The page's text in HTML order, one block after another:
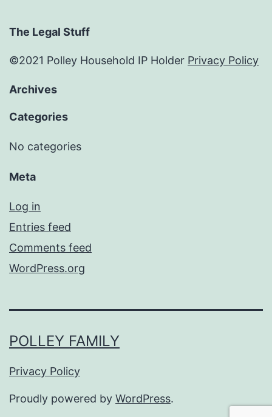
The Legal Stuff
©2021 Polley Household IP Holder Privacy Policy
Archives
Categories
No categories
Meta
Log in
Entries feed
Comments feed
WordPress.org
POLLEY FAMILY
Privacy Policy
Proudly powered by WordPress.